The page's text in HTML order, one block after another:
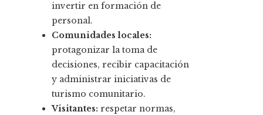
invertir en formación de
personal.
Comunidades locales:
protagonizar la toma de
decisiones, recibir capacitación
y administrar iniciativas de
turismo comunitario.
Visitantes: respetar normas,